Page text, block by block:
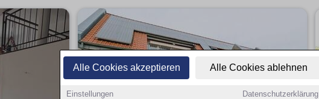
Alle Cookies akzeptieren Alle Cookies ablehnen
Einstellungen Datenschutzerklärung